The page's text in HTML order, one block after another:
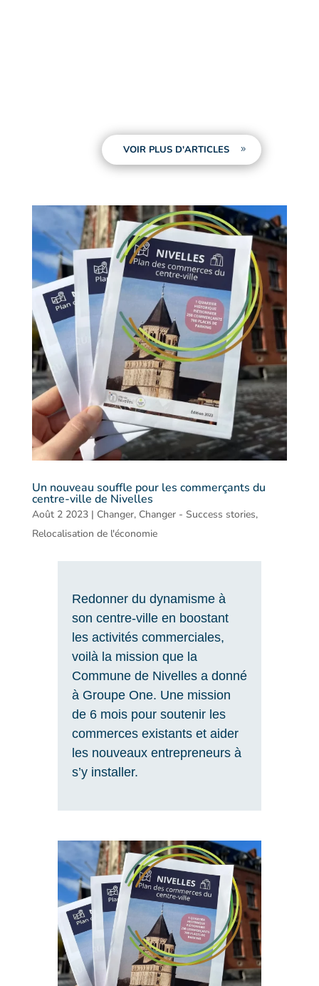
VOIR PLUS D'ARTICLES
Un nouveau souffle pour les commerçants du
centre-ville de Nivelles
Août 2 2023| Changer, Changer - Success stories,
Relocalisation de l'économie
Redonner du dynamisme à
son centre-ville en boostant
les activités commerciales,
voilà la mission que la
Commune de Nivelles a donné
à Groupe One. Une mission
de 6 mois pour soutenir les
commerces existants et aider
les nouveaux entrepreneurs à
s’y installer.